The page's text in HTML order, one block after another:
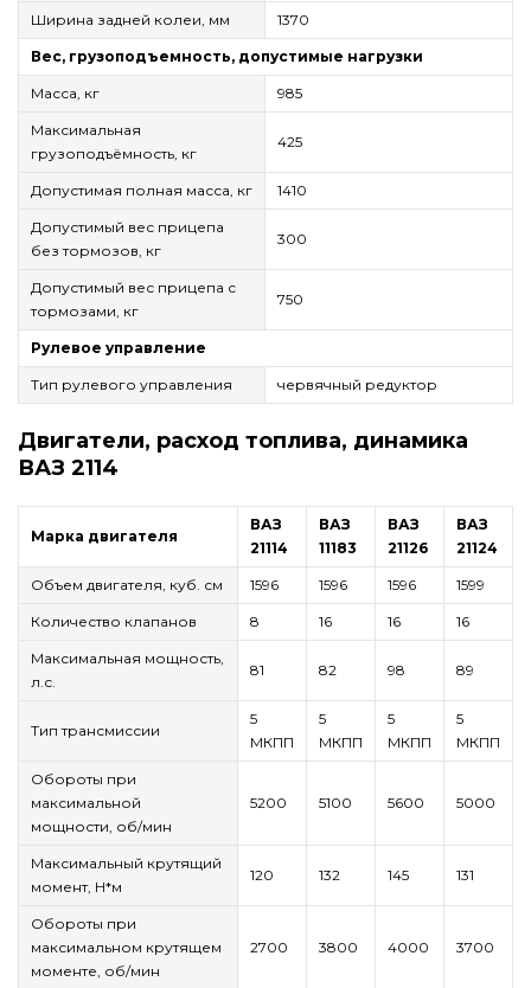
Ширина задней колеи, мм 1370
Вес, грузоподъемность, допустимые нагрузки
Масса, кг 985
Максимальная
грузоподъёмность, кг
425
Допустимая полная масса, кг 1410
Допустимый вес прицепа
без тормозов, кг
300
Допустимый вес прицепа с
тормозами, кг
750
Рулевое управление
Тип рулевого управления червячный редуктор
Двигатели, расход топлива, динамика
ВАЗ 2114
Марка двигателя
ВАЗ
21114
ВАЗ
11183
ВАЗ
21126
ВАЗ
21124
Объем двигателя, куб. см 1596 1596 1596 1599
Количество клапанов 8 16 16 16
Максимальная мощность,
л.с.
81 82 98 89
Тип трансмиссии
5
МКПП
5
МКПП
5
МКПП
5
МКПП
Обороты при
максимальной
мощности, об/мин
5200 5100 5600 5000
Максимальный крутящий
момент, Н*м
120 132 145 131
Обороты при
максимальном крутящем
моменте, об/мин
2700 3800 4000 3700